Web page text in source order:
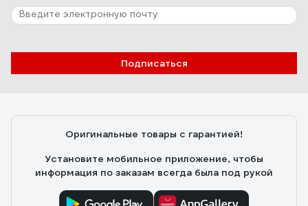
Отзыв о бите Felo Industrial PH 2X25
Подписаться
Оригинальные товары с гарантией!
Установите мобильное приложение, чтобы
информация по заказам всегда была под рукой